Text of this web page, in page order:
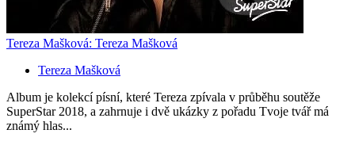
Tereza Mašková: Tereza Mašková
Tereza Mašková
Album je kolekcí písní, které Tereza zpívala v průběhu soutěže
SuperStar 2018, a zahrnuje i dvě ukázky z pořadu Tvoje tvář má
známý hlas...